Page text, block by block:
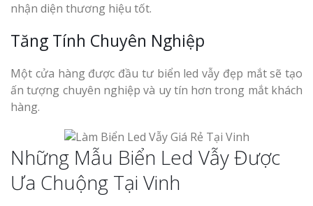
nhận diện thương hiệu tốt.
Tăng Tính Chuyên Nghiệp
Một cửa hàng được đầu tư biển led vẫy đẹp mắt sẽ tạo
ấn tượng chuyên nghiệp và uy tín hơn trong mắt khách
hàng.
Những Mẫu Biển Led Vẫy Được
Ưa Chuộng Tại Vinh